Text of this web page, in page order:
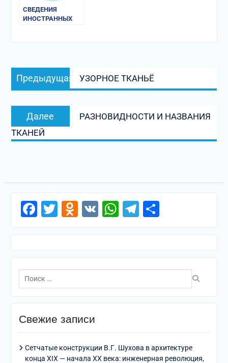
СВЕДЕНИЯ
ИНОСТРАННЫХ
Навигация
по
Предыдущая
запись:
УЗОРНОЕ ТКАНЬЁ
Далее
запись:
РАЗНОВИДНОСТИ И НАЗВАНИЯ
ТКАНЕЙ
Facebook
Twitter
Odnoklassniki
VKWhatsApp
Telegram
Поиск
по:
Свежие записи
Сетчатые конструкции В.Г. Шухова в архитектуре
конца XIX — начала XX века: инженерная революция,